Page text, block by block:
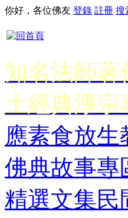
你好，各位佛友 登錄 註冊 搜
知名法師著
土經典淨宗
應素食放生
佛典故事專
精選文集民